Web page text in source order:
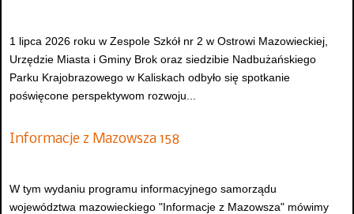
1 lipca 2026 roku w Zespole Szkół nr 2 w Ostrowi Mazowieckiej,
Urzędzie Miasta i Gminy Brok oraz siedzibie Nadbużańskiego
Parku Krajobrazowego w Kaliskach odbyło się spotkanie
poświęcone perspektywom rozwoju...
Informacje z Mazowsza 158
W tym wydaniu programu informacyjnego samorządu
województwa mazowieckiego "Informacje z Mazowsza" mówimy